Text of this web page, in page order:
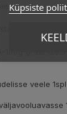
100g
veele
Küpsiste